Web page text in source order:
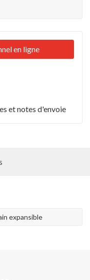
en ligne
et notes d'envoie
expansible